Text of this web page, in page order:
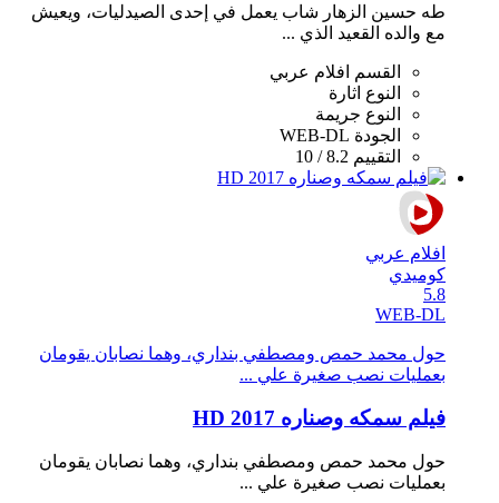
طه حسين الزهار شاب يعمل في إحدى الصيدليات، ويعيش
مع والده القعيد الذي ...
القسم
افلام عربي
النوع اثارة
النوع جريمة
الجودة WEB-DL
التقييم 8.2 / 10
افلام عربي
كوميدي
5.8
WEB-DL
حول محمد حمص ومصطفي بنداري، وهما نصابان يقومان
بعمليات نصب صغيرة علي ...
فيلم سمكه وصناره 2017 HD
حول محمد حمص ومصطفي بنداري، وهما نصابان يقومان
بعمليات نصب صغيرة علي ...